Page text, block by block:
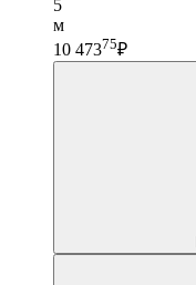
5
м
10 47375₽